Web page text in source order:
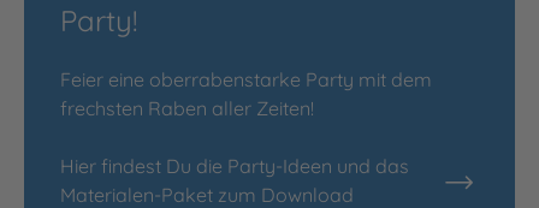
Party!
Feier eine oberrabenstarke Party mit dem
frechsten Raben aller Zeiten!
Hier findest Du die Party-Ideen und das
Materialen-Paket zum Download